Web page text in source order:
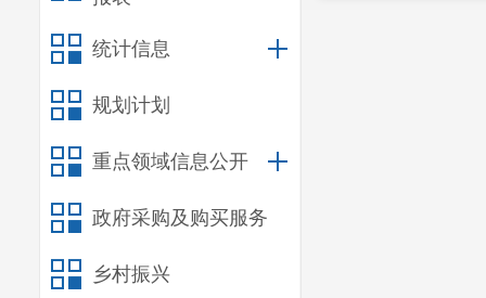
统计信息
规划计划
重点领域信息公开
政府采购及购买服务
乡村振兴